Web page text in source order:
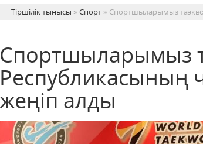
Тіршілік тынысы »Спорт » Спортшыларымыз
Спортшыларымыз
Республикасының
жеңіп алды